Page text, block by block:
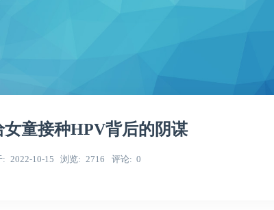
女童接种HPV背后的阴谋
2022-10-15 浏览 2716 评论 0